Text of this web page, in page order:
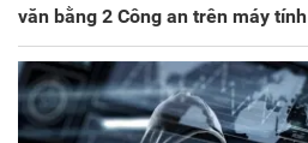
văn bằng 2 Công an trên máy tính